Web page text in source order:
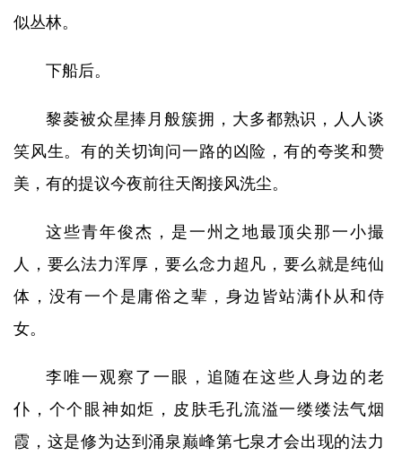
似丛林。
下船后。
黎菱被众星捧月般簇拥，大多都熟识，人人谈
笑风生。有的关切询问一路的凶险，有的夸奖和赞
美，有的提议今夜前往天阁接风洗尘。
这些青年俊杰，是一州之地最顶尖那一小撮
人，要么法力浑厚，要么念力超凡，要么就是纯仙
体，没有一个是庸俗之辈，身边皆站满仆从和侍
女。
李唯一观察了一眼，追随在这些人身边的老
仆，个个眼神如炬，皮肤毛孔流溢一缕缕法气烟
霞，这是修为达到涌泉巅峰第七泉才会出现的法力